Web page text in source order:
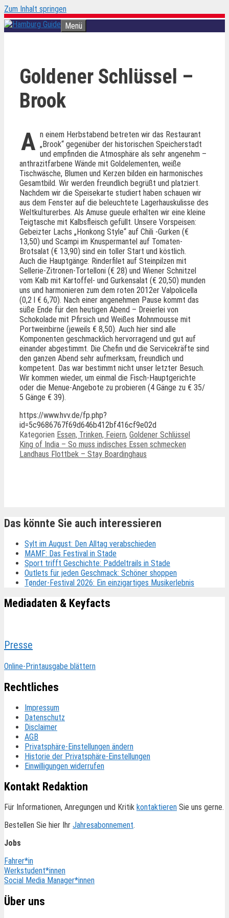
Zum Inhalt springen
Menü
Goldener Schlüssel –
Brook
A n einem Herbstabend betreten wir das Restaurant
„Brook“ gegenüber der historischen Speicherstadt
und empfinden die Atmosphäre als sehr angenehm –
anthrazitfarbene Wände mit Goldelementen, weiße
Tischwäsche, Blumen und Kerzen bilden ein harmonisches
Gesamtbild. Wir werden freundlich begrüßt und platziert.
Nachdem wir die Speisekarte studiert haben schauen wir
aus dem Fenster auf die beleuchtete Lagerhauskulisse des
Weltkulturerbes. Als Amuse gueule erhalten wir eine kleine
Teigtasche mit Kalbsfleisch gefüllt. Unsere Vorspeisen:
Gebeizter Lachs „Honkong Style“ auf Chili -Gurken (€
13,50) und Scampi im Knuspermantel auf Tomaten-
Brotsalat (€ 13,90) sind ein toller Start und köstlich.
Auch die Hauptgänge: Rinderfilet auf Steinpilzen mit
Sellerie-Zitronen-Tortelloni (€ 28) und Wiener Schnitzel
vom Kalb mit Kartoffel- und Gurkensalat (€ 20,50) munden
uns und harmonieren zum dem roten 2012er Valpolicella
(0,2 l € 6,70). Nach einer angenehmen Pause kommt das
süße Ende für den heutigen Abend – Dreierlei von
Schokolade mit Pfirsich und Weißes Mohnmousse mit
Portweinbirne (jeweils € 8,50). Auch hier sind alle
Komponenten geschmacklich hervorragend und gut auf
einander abgestimmt. Die Chefin und die Servicekräfte sind
den ganzen Abend sehr aufmerksam, freundlich und
kompetent. Das war bestimmt nicht unser letzter Besuch.
Wir kommen wieder, um einmal die Fisch-Hauptgerichte
oder die Menue-Angebote zu probieren (4 Gänge zu € 35/
5 Gänge € 39).
https://www.hvv.de/fp.php?
id=5c9686767f69d646b412bf416cf9e02d
Kategorien Essen, Trinken, Feiern, Goldener Schlüssel
King of India – So muss indisches Essen schmecken
Landhaus Flottbek – Stay Boardinghaus
Das könnte Sie auch interessieren
Sylt im August: Den Alltag verabschieden
MAMF: Das Festival in Stade
Sport trifft Geschichte: Paddeltrails in Stade
Outlets für jeden Geschmack: Schöner shoppen
Tønder-Festival 2026: Ein einzigartiges Musikerlebnis
Mediadaten & Keyfacts
Presse
Online-Printausgabe blättern
Rechtliches
Impressum
Datenschutz
Disclaimer
AGB
Privatsphäre-Einstellungen ändern
Historie der Privatsphäre-Einstellungen
Einwilligungen widerrufen
Kontakt Redaktion
Für Informationen, Anregungen und Kritik kontaktieren Sie uns gerne.
Bestellen Sie hier Ihr Jahresabonnement.
Jobs
Fahrer*in
Werkstudent*innen
Social Media Manager*innen
Über uns